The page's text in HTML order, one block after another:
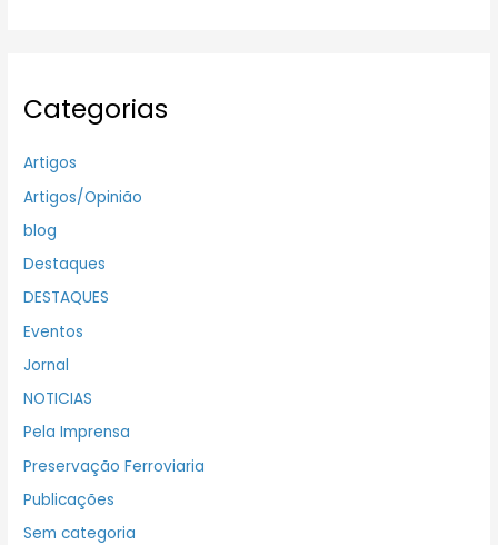
Categorias
Artigos
Artigos/Opinião
blog
Destaques
DESTAQUES
Eventos
Jornal
NOTICIAS
Pela Imprensa
Preservação Ferroviaria
Publicações
Sem categoria